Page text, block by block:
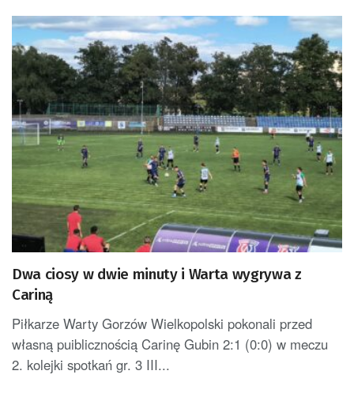
Dwa ciosy w dwie minuty i Warta wygrywa z
Cariną
Piłkarze Warty Gorzów Wielkopolski pokonali przed
własną puiblicznością Carinę Gubin 2:1 (0:0) w meczu
2. kolejki spotkań gr. 3 III...